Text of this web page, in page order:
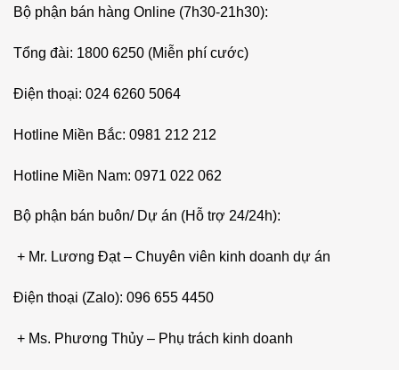
Bộ phận bán hàng Online (7h30-21h30):
Tổng đài: 1800 6250 (Miễn phí cước)
Điện thoại: 024 6260 5064
Hotline Miền Bắc: 0981 212 212
Hotline Miền Nam: 0971 022 062
Bộ phận bán buôn/ Dự án (Hỗ trợ 24/24h):
+ Mr. Lương Đạt – Chuyên viên kinh doanh dự án
Điện thoại (Zalo): 096 655 4450
+ Ms. Phương Thủy – Phụ trách kinh doanh